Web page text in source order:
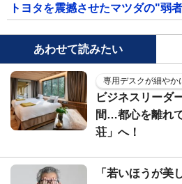
トヨタを震撼させたマツダの"弱
あわせて読みたい
専用デスクが細やか
ビジネスリーダ
間…都心を離れ
荘」へ！
「若いほうが美